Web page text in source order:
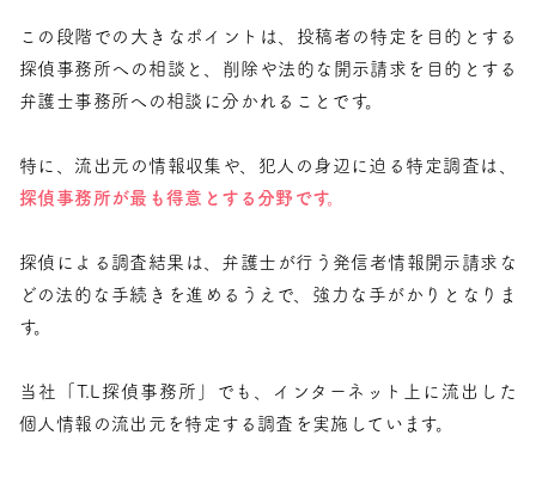
この段階での大きなポイントは、投稿者の特定を目的とする
探偵事務所への相談と、削除や法的な開示請求を目的とする
弁護士事務所への相談に分かれることです。
特に、流出元の情報収集や、犯人の身辺に迫る特定調査は、
探偵事務所が最も得意とする分野です。
探偵による調査結果は、弁護士が行う発信者情報開示請求な
どの法的な手続きを進めるうえで、強力な手がかりとなりま
す。
当社「T.L探偵事務所」でも、インターネット上に流出した
個人情報の流出元を特定する調査を実施しています。